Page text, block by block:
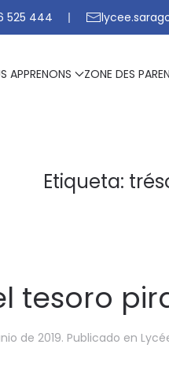
525 444
APPRENONS ZONE DES
Etiqueta:
tesoro
de 2019. Publicado en